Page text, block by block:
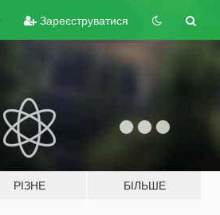
Зареєструватися
РІЗНЕ БІЛЬШЕ